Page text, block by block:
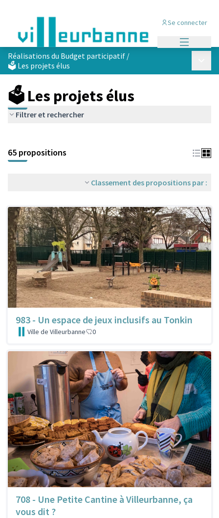
Se connecter
Réalisations du Budget participatif /
🗳️ Les projets élus
🗳️ Les projets élus
Filtrer et rechercher
+
−
65 propositions
Classement des propositions par :
983 - Un espace de jeux inclusifs au Tonkin
Ville de Villeurbanne 0
708 - Une Petite Cantine à Villeurbanne, ça
vous dit ?